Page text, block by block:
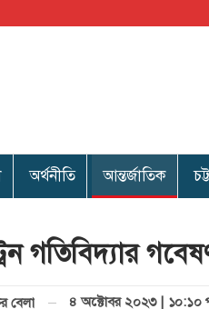
অর্থনীতি আন্তর্জাতিক
গতিবিদ্যার
বেলা ৪ অক্টোবর ২০২৩ | ১০:১০